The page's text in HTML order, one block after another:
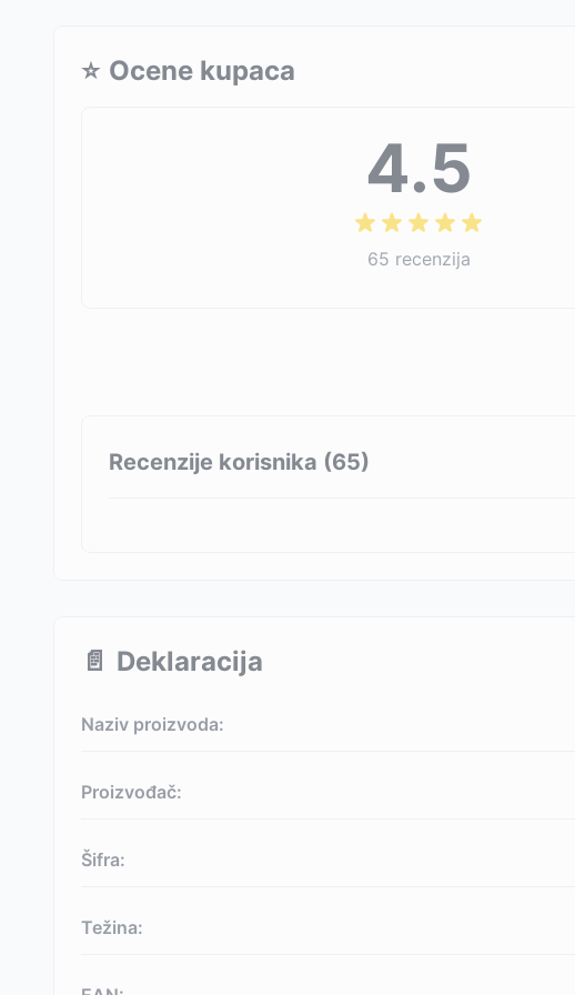
⭐ Ocene kupaca
4.5
65 recenzija
Recenzije korisnika (65)
📄 Deklaracija
Naziv proizvoda:
Proizvođač:
Šifra:
Težina: